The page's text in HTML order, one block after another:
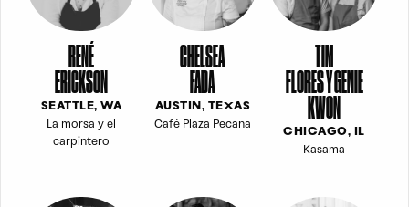
RENÉ
ERICKSON
SEATTLE, WA
La morsa y el
carpintero
CHELSEA
FADA
AUSTIN, TEXAS
Café Plaza Pecana
TIM
FLORES Y GENIE
KWON
CHICAGO, IL
Kasama